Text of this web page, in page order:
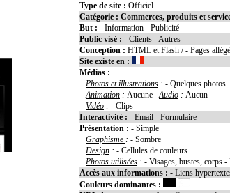
Type de site : Officiel
Catégorie : Commerces, produits et
But : - Information - Publicité
Public visé : - Clients - Autres
Conception : HTML et Flash / - Pages
Site existe en :
Médias :
Photos et illustrations : - Quelques photos
Animation : AucuneAudio : Aucun
Vidéo : - Clips
Interactivité : - Email - Formulaire
Présentation : - Simple
Graphisme : - Sombre
Design : - Cellules de couleurs
Photos utilisées : - Visages, bustes, corps
Accès aux informations : - Liens
Couleurs dominantes :